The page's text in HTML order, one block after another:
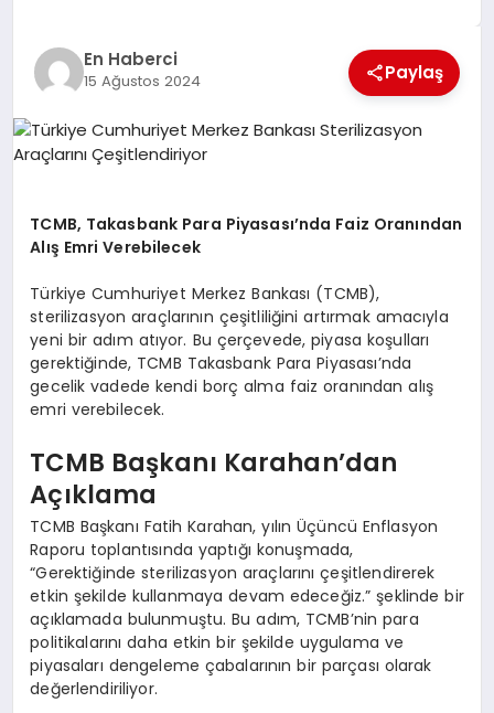
EKONOMI
EĞITIM
En Haberci
15 Ağustos 2024 Paylaş
TCMB, Takasbank Para Piyasası’nda Faiz Oranından
Alış Emri Verebilecek
Türkiye Cumhuriyet Merkez Bankası (TCMB),
sterilizasyon araçlarının çeşitliliğini artırmak amacıyla
yeni bir adım atıyor. Bu çerçevede, piyasa koşulları
gerektiğinde, TCMB Takasbank Para Piyasası’nda
gecelik vadede kendi borç alma faiz oranından alış
emri verebilecek.
TCMB Başkanı Karahan’dan
Açıklama
TCMB Başkanı Fatih Karahan, yılın Üçüncü Enflasyon
Raporu toplantısında yaptığı konuşmada,
“Gerektiğinde sterilizasyon araçlarını çeşitlendirerek
etkin şekilde kullanmaya devam edeceğiz.” şeklinde bir
açıklamada bulunmuştu. Bu adım, TCMB’nin para
politikalarını daha etkin bir şekilde uygulama ve
piyasaları dengeleme çabalarının bir parçası olarak
değerlendiriliyor.